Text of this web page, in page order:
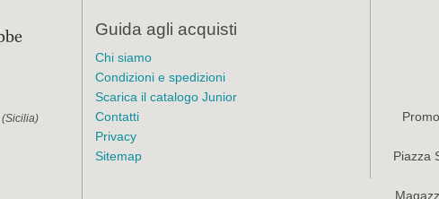
(Sicilia)
Guida agli acquisti
Chi siamo
Condizioni e spedizioni
Scarica il catalogo Junior
Contatti
Privacy
Sitemap
Piazza